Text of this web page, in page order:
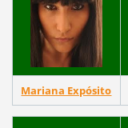
Mariana Expósito